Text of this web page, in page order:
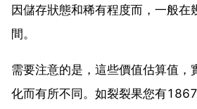
因儲存狀態和稀有程度而，一般在
間。
需要注意的是，這些價值估算值，
化而有所不同。如裂裂果您有